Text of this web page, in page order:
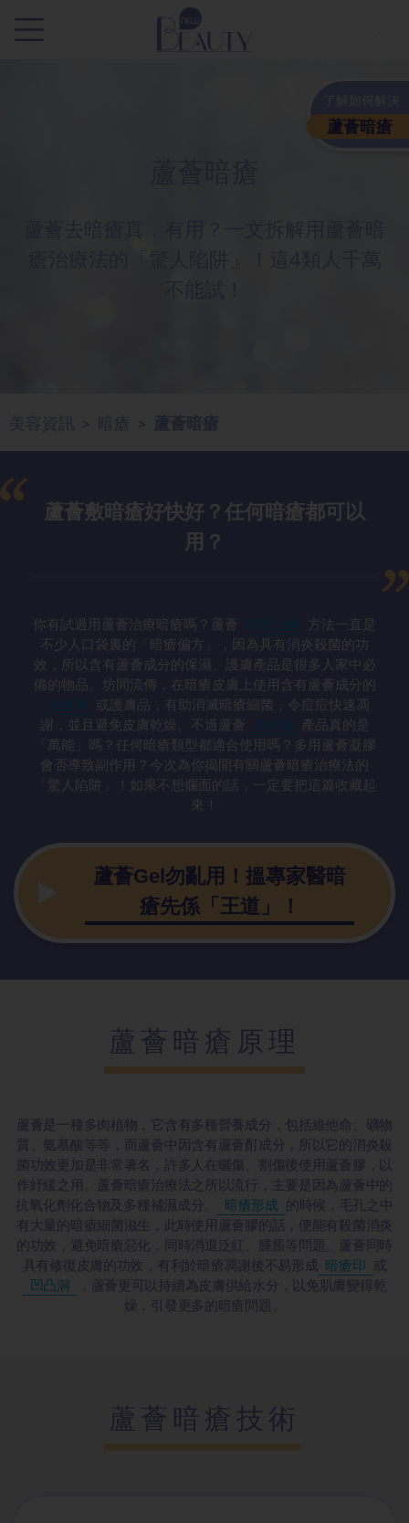
蘆薈暗瘡
> >
蘆薈敷暗瘡好快好？任何暗瘡都可以
用？
你有試過用蘆薈治療暗瘡嗎？蘆薈
方法一直是
不少人口袋裏的「暗瘡偏方」，因為具有消炎殺菌的功
效，所以含有蘆薈成分的保濕、護膚產品是很多人家中必
備的物品。坊間流傳，在暗瘡皮膚上使用含有蘆薈成分的
或護膚品，有助消滅暗瘡細菌，令痘痘快速凋
謝，並且避免皮膚乾燥。不過蘆薈
產品真的是
「萬能」嗎？任何暗瘡類型都適合使用嗎？多用蘆薈凝膠
會否導致副作用？今次為你揭開有關蘆薈暗瘡治療法的
「驚人陷阱」！如果不想爛面的話，一定要把這篇收藏起
來！
蘆薈Gel勿亂用！搵專家醫暗
瘡先係「王道」！
蘆薈暗瘡原理
蘆薈是一種多肉植物，它含有多種營養成分，包括維他命、礦物
質、氨基酸等等，而蘆薈中因含有蘆薈酊成分，所以它的消炎殺
菌功效更加是非常著名，許多人在曬傷、割傷後使用蘆薈膠，以
作紓緩之用。蘆薈暗瘡治療法之所以流行，主要是因為蘆薈中的
抗氧化劑化合物及多種補濕成分。
暗瘡形成 的時候，毛孔之中
有大量的暗瘡細菌滋生，此時使用蘆薈膠的話，便能有殺菌消炎
的功效，避免暗瘡惡化，同時消退泛紅、腫脹等問題。蘆薈同時
具有修復皮膚的功效，有利於暗瘡凋謝後不易形成 暗瘡印
或
凹凸洞
，蘆薈更可以持續為皮膚供給水分，以免肌膚變得乾
燥，引發更多的暗瘡問題。
蘆薈暗瘡技術